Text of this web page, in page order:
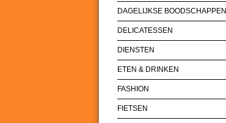
DAGELIJKSE BOODSCHAPPEN
DELICATESSEN
DIENSTEN
ETEN & DRINKEN
FASHION
FIETSEN